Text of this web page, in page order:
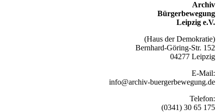
Archiv
Bürgerbewegung
Leipzig e.V.
(Haus der Demokratie)
Bernhard-Göring-Str. 152
04277 Leipzig
E-Mail:
info@archiv-buergerbewegung.de
Telefon:
(0341) 30 65 175